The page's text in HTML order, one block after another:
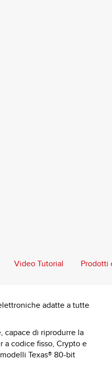
Video Tutorial Prodotti
adatte a tutte
capace di riprodurre la
a codice fisso, Crypto e
Texas® 80-bit